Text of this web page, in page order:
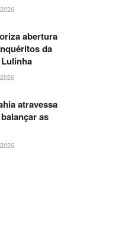
abertura
da
atravessa
as